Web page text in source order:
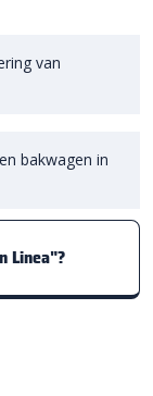
van
bakwagen in
Linea"?